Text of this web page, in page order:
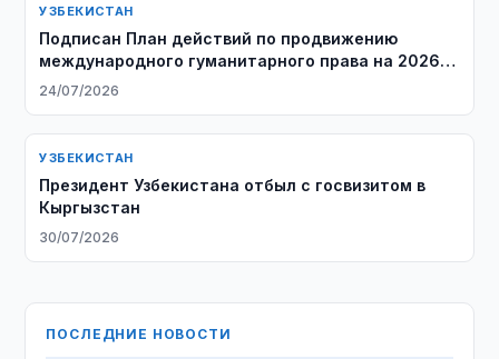
УЗБЕКИСТАН
Подписан План действий по продвижению
международного гуманитарного права на 2026–
2027 годы
24/07/2026
УЗБЕКИСТАН
Президент Узбекистана отбыл с госвизитом в
Кыргызстан
30/07/2026
ПОСЛЕДНИЕ НОВОСТИ